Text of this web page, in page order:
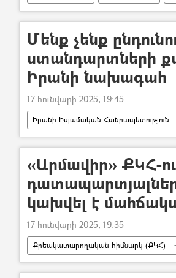
Մենք չենք
ստանդարտների
Իրանի նախագահ
17 հունվարի 2025, 19:45
Իրանի Իսլամական Հանրապետություն
բանակցություններ
Ռուսաստան
«Արմավիր» ՔԿՀ-
կախվել է
17 հունվարի 2025, 19:35
Քրեակատարողական հիմնարկ (ՔԿՀ)